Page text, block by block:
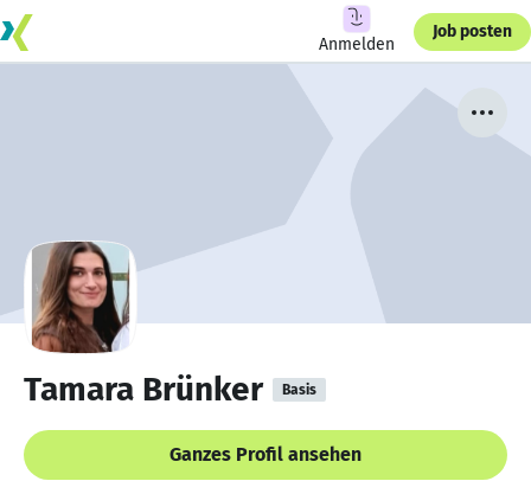
Anmelden
Job posten
Tamara Brünker Basis
Ganzes Profil ansehen